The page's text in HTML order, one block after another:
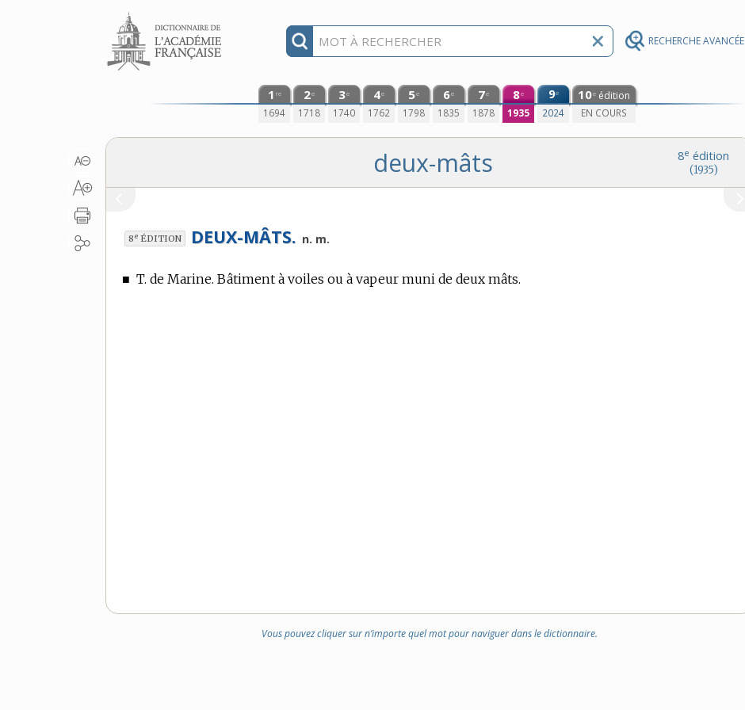
RECHERCHE AVANCÉE
Aller au contenu
1 re
1694
2e
1718
3e
1740
4e
1762
5e
1798
6e
1835
7e
1878
8e
1935
9e
2024
10e édition
EN COURS
8e édition
(1935)
deux-mâts
8e ÉDITION DEUX-MÂTS. n. m.
■ T. de Marine. Bâtiment à voiles ou à vapeur muni de deux mâts.
Vous pouvez cliquer sur n’importe quel mot pour naviguer dans le dictionnaire.